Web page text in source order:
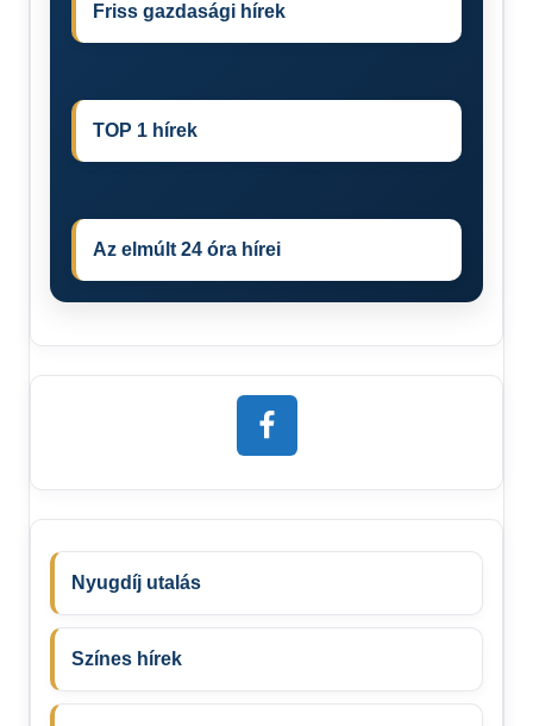
Friss gazdasági hírek
TOP 1 hírek
Az elmúlt 24 óra hírei
Nyugdíj utalás
Színes hírek